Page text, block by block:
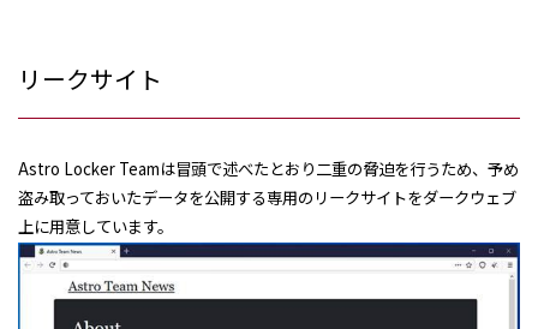
リークサイト
Astro Locker Teamは冒頭で述べたとおり二重の脅迫を行うため、予め
盗み取っておいたデータを公開する専用のリークサイトをダークウェブ
上に用意しています。